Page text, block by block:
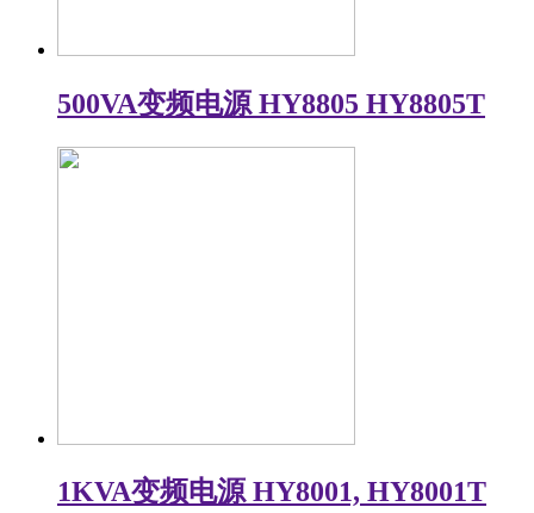
500VA变频电源 HY8805 HY8805T
1KVA变频电源 HY8001, HY8001T